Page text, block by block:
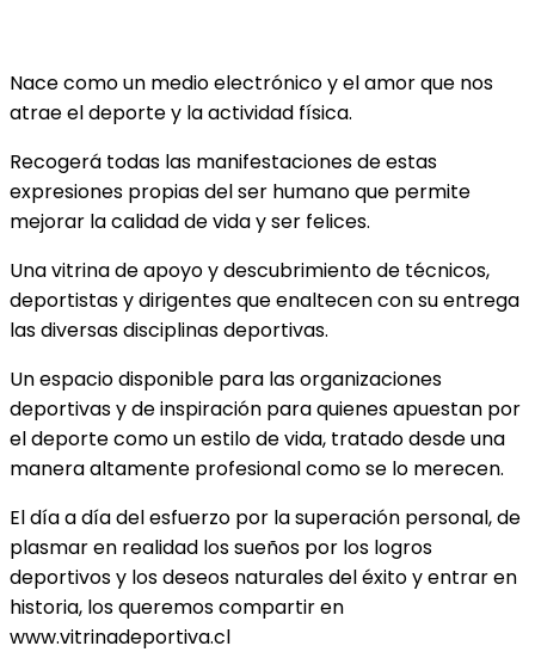
Nace como un medio electrónico y el amor que nos
atrae el deporte y la actividad física.
Recogerá todas las manifestaciones de estas
expresiones propias del ser humano que permite
mejorar la calidad de vida y ser felices.
Una vitrina de apoyo y descubrimiento de técnicos,
deportistas y dirigentes que enaltecen con su entrega
las diversas disciplinas deportivas.
Un espacio disponible para las organizaciones
deportivas y de inspiración para quienes apuestan por
el deporte como un estilo de vida, tratado desde una
manera altamente profesional como se lo merecen.
El día a día del esfuerzo por la superación personal, de
plasmar en realidad los sueños por los logros
deportivos y los deseos naturales del éxito y entrar en
historia, los queremos compartir en
www.vitrinadeportiva.cl